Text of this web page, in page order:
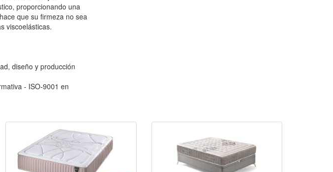
proporcionando una
que su firmeza no sea
viscoelásticas.
diseño y producción
- ISO-9001 en